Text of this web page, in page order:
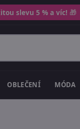
slevu 5 % a víc! 🎁
OBLEČENÍ MÓDA